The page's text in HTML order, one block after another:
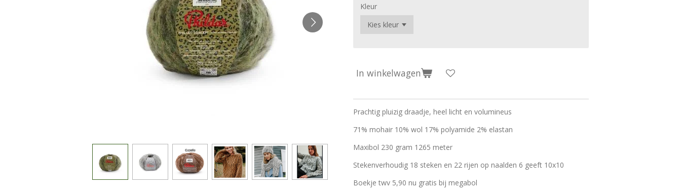
Kleur
In winkelwagen
Prachtig pluizig draadje, heel licht en volumineus
71% mohair 10% wol 17% polyamide 2% elastan
Maxibol 230 gram 1265 meter
Stekenverhoudig 18 steken en 22 rijen op naalden 6 geeft 10x10
Boekje twv 5,90 nu gratis bij megabol